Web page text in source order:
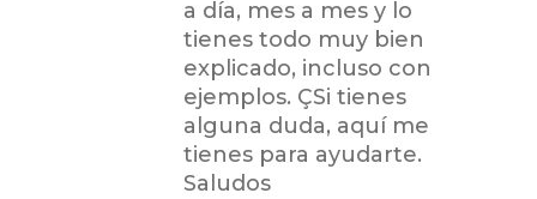
a día, mes a mes y lo
tienes todo muy bien
explicado, incluso con
ejemplos. ÇSi tienes
alguna duda, aquí me
tienes para ayudarte.
Saludos